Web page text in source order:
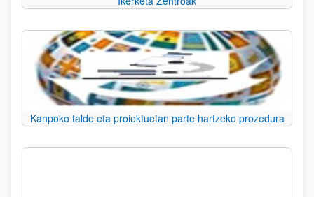
Kanpoko talde eta proiektuetan parte hartzeko prozedura